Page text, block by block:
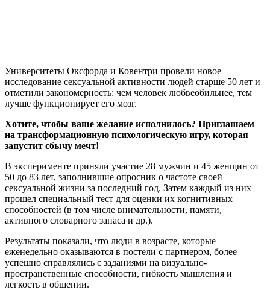
Университеты Оксфорда и Ковентри провели новое
исследование сексуальной активности людей старше 50 лет и
отметили закономерность: чем человек любвеобильнее, тем
лучше функционирует его мозг.
Хотите, чтобы ваше желание исполнилось? Приглашаем
на трансформационную психологическую игру, которая
запустит сбычу мечт!
В эксперименте приняли участие 28 мужчин и 45 женщин от
50 до 83 лет, заполнившие опросник о частоте своей
сексуальной жизни за последний год. Затем каждый из них
прошел специальный тест для оценки их когнитивных
способностей (в том числе внимательности, памяти,
активного словарного запаса и др.).
Результаты показали, что люди в возрасте, которые
еженедельно оказываются в постели с партнером, более
успешно справлялись с заданиями на визуально-
пространственные способности, гибкость мышления и
легкость в общении.